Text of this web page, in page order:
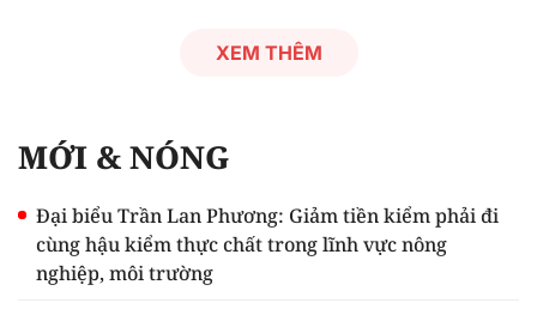
XEM THÊM
MỚI & NÓNG
Đại biểu Trần Lan Phương: Giảm tiền kiểm phải đi
cùng hậu kiểm thực chất trong lĩnh vực nông
nghiệp, môi trường